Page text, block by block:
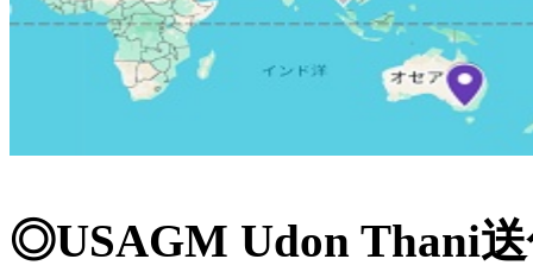
◎USAGM Udon Thani